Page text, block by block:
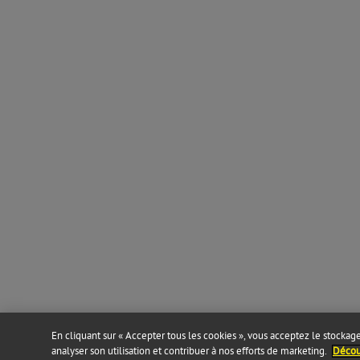
En cliquant sur « Accepter tous les cookies », vous acceptez le
analyser son utilisation et contribuer à nos efforts de marketing.